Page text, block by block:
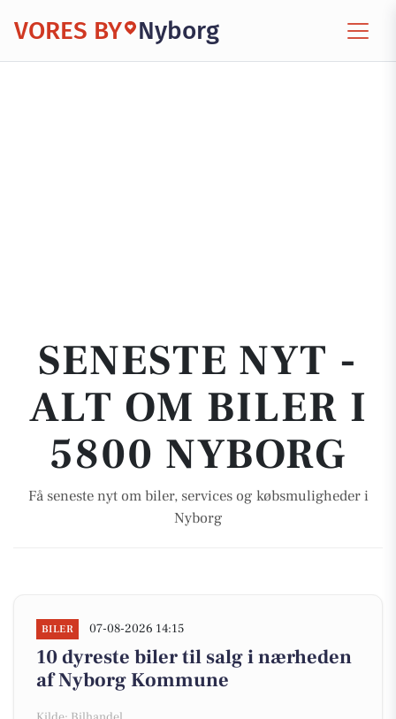
VORES BY Nyborg
SENESTE NYT -
ALT OM BILER I
5800 NYBORG
Få seneste nyt om biler, services og købsmuligheder i
Nyborg
BILER 07-08-2026 14:15
10 dyreste biler til salg i nærheden
af Nyborg Kommune